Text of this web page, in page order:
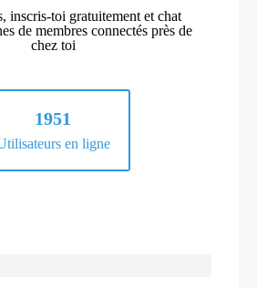
inscris-toi gratuitement et chat
de membres connectés près de
chez toi
1951
en ligne